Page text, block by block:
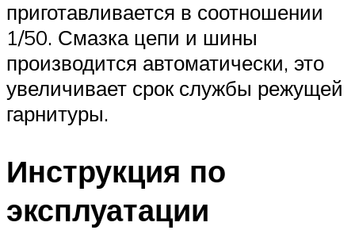
приготавливается в соотношении
1/50. Смазка цепи и шины
производится автоматически, это
увеличивает срок службы режущей
гарнитуры.
Инструкция по
эксплуатации